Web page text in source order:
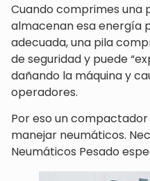
Cuando comprimes una
almacenan esa energía
adecuada, una pila
de seguridad y puede
dañando la máquina y
operadores.
Por eso un
manejar neumáticos.
Neumáticos Pesado